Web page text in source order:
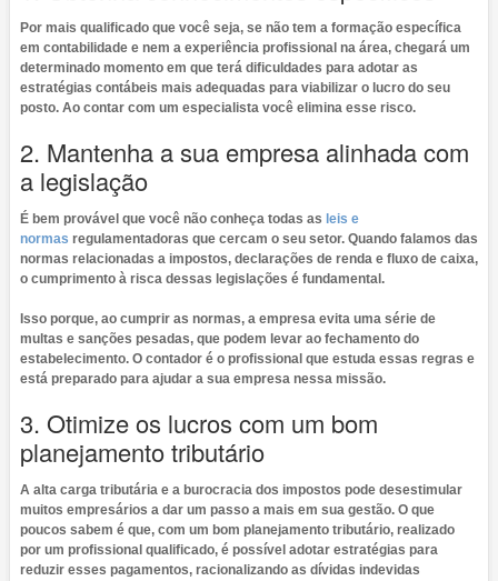
Por mais qualificado que você seja, se não tem a formação específica
em contabilidade e nem a experiência profissional na área, chegará um
determinado momento em que terá dificuldades para adotar as
estratégias contábeis mais adequadas para viabilizar o lucro do seu
posto. Ao contar com um especialista você elimina esse risco.
2. Mantenha a sua empresa alinhada com
a legislação
É bem provável que você não conheça todas as leis e
normas regulamentadoras que cercam o seu setor. Quando falamos das
normas relacionadas a impostos, declarações de renda e fluxo de caixa,
o cumprimento à risca dessas legislações é fundamental.
Isso porque, ao cumprir as normas, a empresa evita uma série de
multas e sanções pesadas, que podem levar ao fechamento do
estabelecimento. O contador é o profissional que estuda essas regras e
está preparado para ajudar a sua empresa nessa missão.
3. Otimize os lucros com um bom
planejamento tributário
A alta carga tributária e a burocracia dos impostos pode desestimular
muitos empresários a dar um passo a mais em sua gestão. O que
poucos sabem é que, com um bom planejamento tributário, realizado
por um profissional qualificado, é possível adotar estratégias para
reduzir esses pagamentos, racionalizando as dívidas indevidas